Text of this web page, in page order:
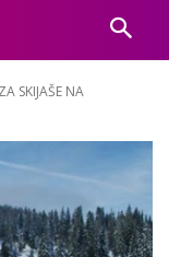
SKIJAŠE NA